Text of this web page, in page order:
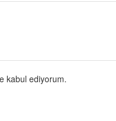
kabul ediyorum.